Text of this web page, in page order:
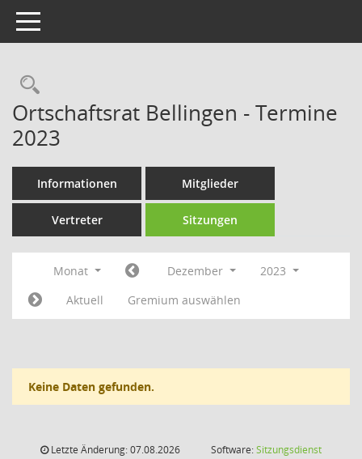
Toggle navigation
Rechercheauswahl
Ortschaftsrat Bellingen - Termine
2023
Informationen Mitglieder
Vertreter Sitzungen
Monat Dezember
2023
Aktuell
Gremium auswählen
Keine Daten gefunden.
Letzte Änderung: 07.08.2026
Software:Sitzungsdienst